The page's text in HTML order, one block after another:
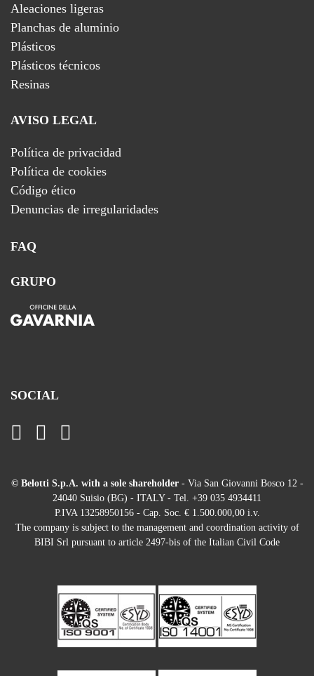
Aleaciones ligeras
Planchas de aluminio
Plásticos
Plásticos técnicos
Resinas
AVISO LEGAL
Política de privacidad
Política de cookies
Código ético
Denuncias de irregularidades
FAQ
GRUPO
SOCIAL
© Belotti S.p.A. with a sole shareholder- Via San Giovanni Bosco 12 -
24040 Suisio (BG) - ITALY - Tel. +39 035 4934411
P.IVA 13258950156 - Cap. Soc. € 1.500.000,00 i.v.
The company is subject to the management and coordination activity of
BIBI Srl pursuant to article 2497-bis of the Italian Civil Code